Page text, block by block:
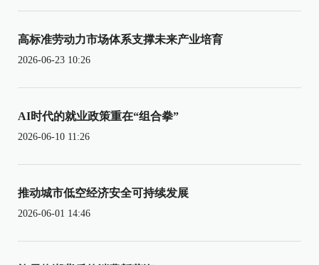
高标准劳动力市场体系支撑未来产业培育
2026-06-23 10:26
AI时代的就业政策重在“组合拳”
2026-06-10 11:26
推动城市低空经济安全可持续发展
2026-06-01 14:46